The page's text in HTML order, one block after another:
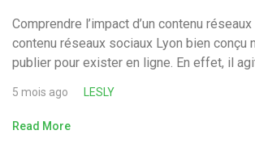
Comprendre l’impact d’un contenu
contenu réseaux sociaux Lyon bien conçu
publier pour exister en ligne. En effet, il
5 mois ago LESLY
Read More